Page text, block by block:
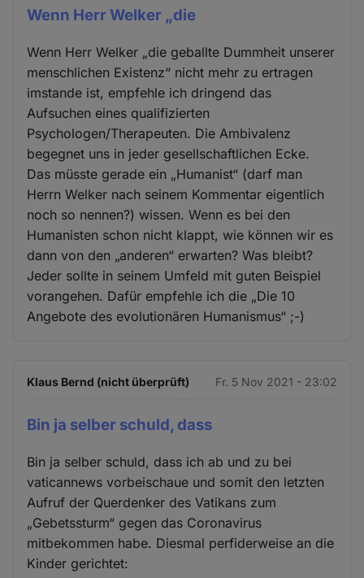
Wenn Herr Welker „die
Wenn Herr Welker „die geballte Dummheit unserer
menschlichen Existenz“ nicht mehr zu ertragen
imstande ist, empfehle ich dringend das
Aufsuchen eines qualifizierten
Psychologen/Therapeuten. Die Ambivalenz
begegnet uns in jeder gesellschaftlichen Ecke.
Das müsste gerade ein „Humanist“ (darf man
Herrn Welker nach seinem Kommentar eigentlich
noch so nennen?) wissen. Wenn es bei den
Humanisten schon nicht klappt, wie können wir es
dann von den „anderen“ erwarten? Was bleibt?
Jeder sollte in seinem Umfeld mit guten Beispiel
vorangehen. Dafür empfehle ich die „Die 10
Angebote des evolutionären Humanismus“ ;-)
Klaus Bernd (nicht überprüft) Fr. 5 Nov 2021 - 23:02
Bin ja selber schuld, dass
Bin ja selber schuld, dass ich ab und zu bei
vaticannews vorbeischaue und somit den letzten
Aufruf der Querdenker des Vatikans zum
„Gebetssturm“ gegen das Coronavirus
mitbekommen habe. Diesmal perfiderweise an die
Kinder gerichtet: